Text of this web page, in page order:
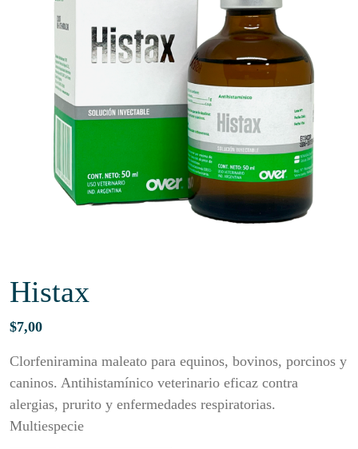
Histax
$7,00
Clorfeniramina maleato para equinos, bovinos, porcinos y
caninos. Antihistamínico veterinario eficaz contra
alergias, prurito y enfermedades respiratorias.
Multiespecie